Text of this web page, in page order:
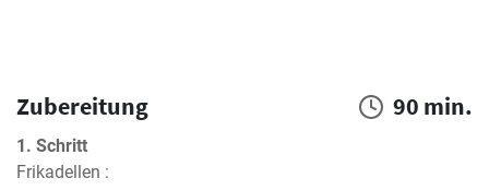
Zubereitung 90 min.
1. Schritt
Frikadellen :